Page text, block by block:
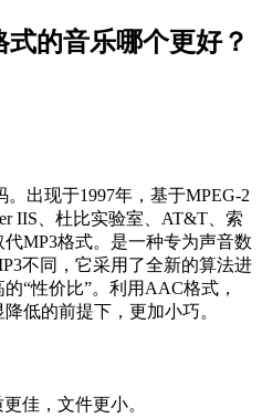
的音乐哪个更好？
出现于1997年，基于MPEG-2
IIS、杜比实验室、AT&T、索
MP3格式。是一种专为声音数
不同，它采用了全新的算法进
“性价比”。利用AAC格式，
低的前提下，更加小巧。
佳，文件更小。